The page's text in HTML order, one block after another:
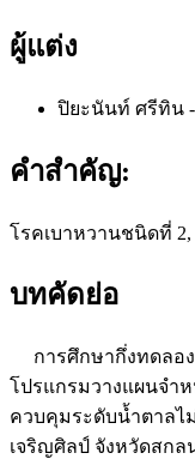
ผู้แต่ง
ปิยะนันท์ ศรีทิน -
คำสำคัญ:
โรคเบาหวานชนิดที่
บทคัดย่อ
การศึกษากึ่งทดลอง
โปรแกรมวางแผนจำ
ควบคุมระดับน้ำตาลไ
เจริญศิลป์ จังหวัดสก